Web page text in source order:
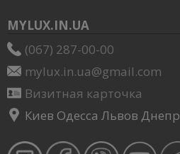
MYLUX.IN.UA
(067) 287-00-00
mylux.in.ua@gmail.com
Визитная карточка
Киев Одесса Львов Днепр